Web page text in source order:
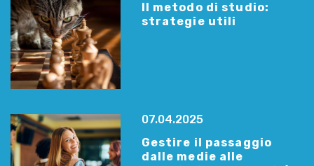
Il metodo di studio:
strategie utili
07.04.2025
Gestire il passaggio
dalle medie alle